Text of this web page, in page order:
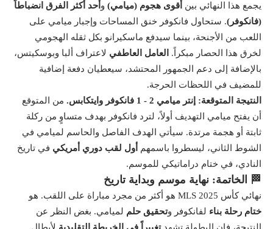
يجمع هذا النهائي بين أقوى هجوم (ميامي)و أحد أكثر الفرق انضباطاً
(فانكوفر). ستحاول فانكوفر خنق المساحات وإجبار ميامي على
اللعب من الأجنحة، بينما سيدفع ماسكيرانو بكل ثقله الهجومي
لخرق هذا الحصار مبكراً.
العامل العاطفي لاعتراف ألبا وبوسكيتس،
بالإضافة إلى دعم الجمهور المحتشد، سيعطيان دفعة إضافية
للمضيف في اللحظات الحرجة.
النتيجة المتوقعة: إنتر ميامي 2 - 1 فانكوفر وايتكابس.
من المتوقع
أن يفتح ميامي التهديف أولاً، لترد فانكوفر بهدف متساوٍ من ركلة
ثابتة أو هجمة مرتدة. سيأتي الهدف الفاصل والحاسم لميامي في
الشوط الثاني، ليسطروا باسمهم أول لقب دوري أمريكي في تاريخ
النادي، في ختام دراماتيكي للموسم.
🏁 الخاتمة: نهاية موسم وبداية تاريخ
نهائي كأس MLS 2025 هو أكثر من مجرد مباراة على اللقب. هو
ختام رحلة بناء لفانكوفر وتحقيق حلم لميامي. بغض النظر عن